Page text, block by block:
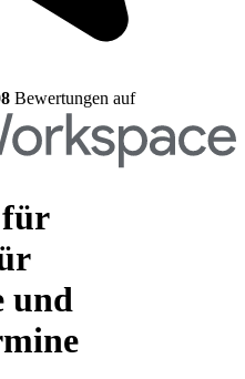
Bewertungen auf
und